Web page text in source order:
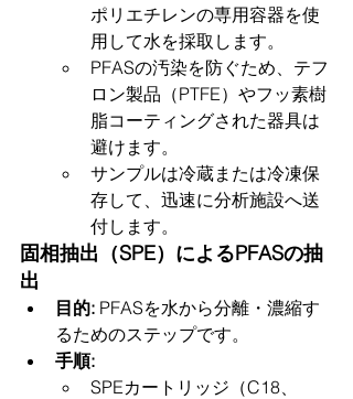
ポリエチレンの専用容器を使
用して水を採取します。
PFASの汚染を防ぐため、テフ
ロン製品（PTFE）やフッ素樹
脂コーティングされた器具は
避けます。
サンプルは冷蔵または冷凍保
存して、迅速に分析施設へ送
付します。
固相抽出（SPE）によるPFASの抽
出
目的: PFASを水から分離・濃縮す
るためのステップです。
手順:
SPEカートリッジ（C18、